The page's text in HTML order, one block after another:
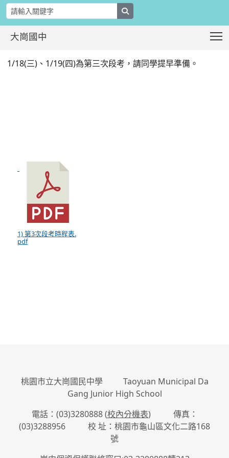
大崗國中
第3次段考時程表(如附件)
1/18(三)、1/19(四)為第三次段考，請同學提早準備。
1) 第3次段考時程表.
pdf
桃園市立大崗國民中學 Taoyuan Municipal Da
Gang Junior High School
電話：(03)3280888 (校內分機表) 傳真：
(03)3288956 校 址：桃園市龜山區文化二路168
號